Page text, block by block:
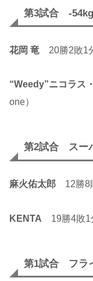
第3試合 -54kg
花岡 竜 20勝2敗1
“Weedy”ニコラス
one）
第2試合 スー
麻火佑太郎 12勝8
KENTA 19勝4敗1
第1試合 フラ